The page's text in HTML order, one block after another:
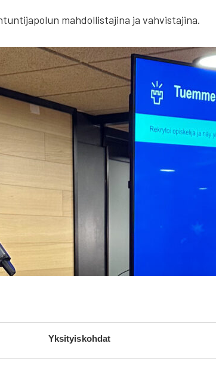
Yksityiskohdat
mah­dol­lis­ta­ji­na ja vah­vis­ta­ji­na.